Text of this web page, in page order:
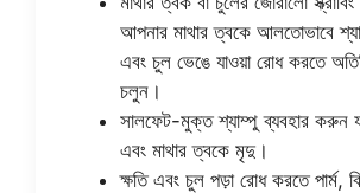
আপনার মাথার ত্বকে আলতোভাবে
এবং চুল ভেঙে যাওয়া রোধ করতে
চলুন।
সালফেট-মুক্ত শ্যাম্পু ব্যবহার করুন
এবং মাথার ত্বকে মৃদু।
ক্ষতি এবং চুল পড়া রোধ করতে পার্ম,